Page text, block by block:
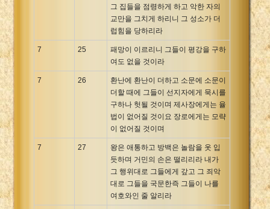
그 집들을 점령하게 하고 악한 자의
교만을 그치게 하리니 그 성소가 더
럽힘을 당하리라
7 25
패망이 이르리니 그들이 평강을 구하
여도 없을 것이라
7 26
환난에 환난이 더하고 소문에 소문이
더할 때에 그들이 선지자에게 묵시를
구하나 헛될 것이며 제사장에게는 율
법이 없어질 것이요 장로에게는 모략
이 없어질 것이며
7 27
왕은 애통하고 방백은 놀람을 옷 입
듯하며 거민의 손은 떨리리라 내가
그 행위대로 그들에게 갚고 그 죄악
대로 그들을 국문한즉 그들이 나를
여호와인 줄 알리라